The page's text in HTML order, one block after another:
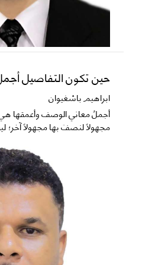
حين تكون التفاصيل
ابراهيم باشغيوان
​أجملُ معاني الوصف وأعمقها
مجهولاً لنصفَ بها مجهولاً